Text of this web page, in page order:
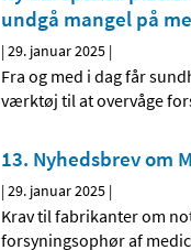
undgå mangel på
|29. januar 2025 |
Fra og med i dag får
værktøj til at overvåge
13. Nyhedsbrev om
|29. januar 2025 |
Krav til fabrikanter om
forsyningsophør af